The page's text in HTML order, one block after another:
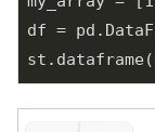
df =